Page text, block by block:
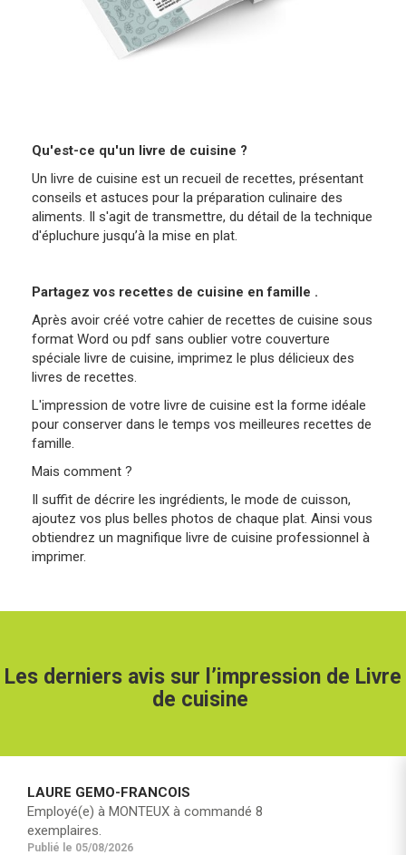
Qu'est-ce qu'un livre de cuisine ?
Un livre de cuisine est un recueil de recettes, présentant
conseils et astuces pour la préparation culinaire des
aliments. Il s'agit de transmettre, du détail de la technique
d'épluchure jusqu’à la mise en plat.
Partagez vos recettes de cuisine en famille .
Après avoir créé votre cahier de recettes de cuisine sous
format Word ou pdf sans oublier votre couverture
spéciale livre de cuisine, imprimez le plus délicieux des
livres de recettes.
L'impression de votre livre de cuisine est la forme idéale
pour conserver dans le temps vos meilleures recettes de
famille.
Mais comment ?
Il suffit de décrire les ingrédients, le mode de cuisson,
ajoutez vos plus belles photos de chaque plat. Ainsi vous
obtiendrez un magnifique livre de cuisine professionnel à
imprimer.
Les derniers avis sur l’impression de Livre
de cuisine
LAURE GEMO-FRANCOIS
Employé(e) à MONTEUX à commandé 8
exemplaires.
Publié le 05/08/2026